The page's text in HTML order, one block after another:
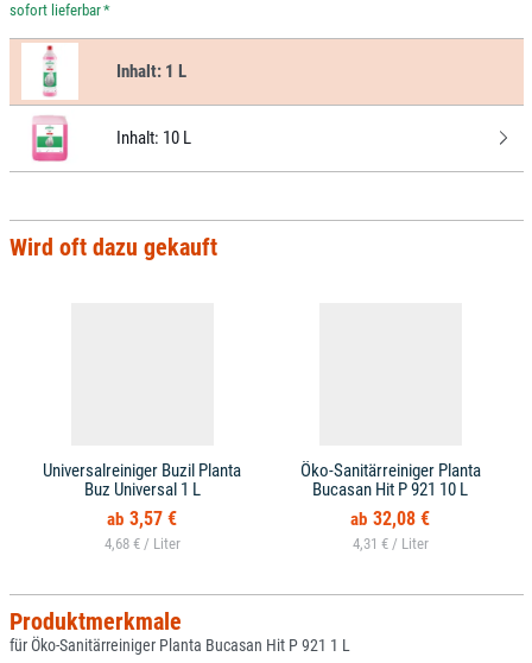
*
Inhalt: 1 L
Inhalt: 10 L
Wird oft dazu gekauft
Universalreiniger Buzil Planta
Buz Universal 1 L
3,57 €
4,68 € /
Öko-Sanitärreiniger Planta
Bucasan Hit P 921 10 L
32,08 €
4,31 € /
Produktmerkmale
für Öko-Sanitärreiniger Planta Bucasan Hit P 921 1 L